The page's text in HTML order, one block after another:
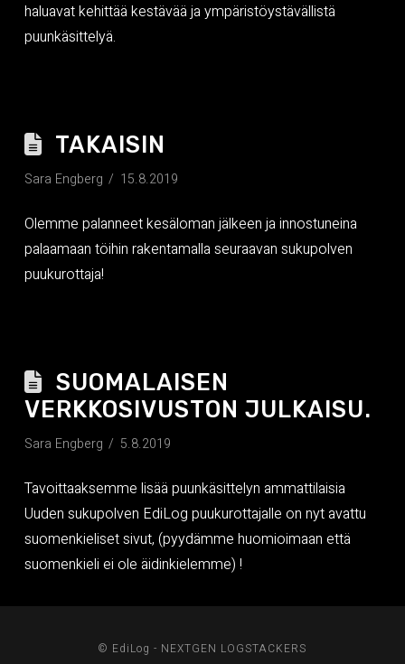
haluavat kehittää kestävää ja ympäristöystävällistä
puunkäsittelyä.
TAKAISIN
Sara Engberg 15.8.2019
Olemme palanneet kesäloman jälkeen ja innostuneina
palaamaan töihin rakentamalla seuraavan sukupolven
puukurottaja!
SUOMALAISEN
VERKKOSIVUSTON JULKAISU.
Sara Engberg 5.8.2019
Tavoittaaksemme lisää puunkäsittelyn ammattilaisia
Uuden sukupolven EdiLog puukurottajalle on nyt avattu
suomenkieliset sivut, (pyydämme huomioimaan että
suomenkieli ei ole äidinkielemme) !
© EdiLog - NEXTGEN LOGSTACKERS